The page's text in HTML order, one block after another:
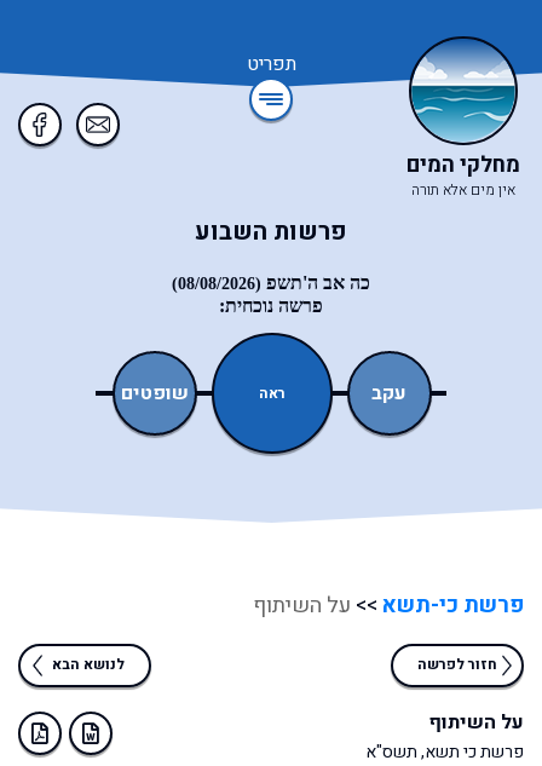
תפריט
מחלקי המים
אין מים אלא תורה
פרשות השבוע
כה אב ה'תשפ (08/08/2026)
פרשה נוכחית:
שופטים ראה עקב
פרשת כי-תשא>> על השיתוף
חזור לפרשה לנושא הבא
על השיתוף
פרשת כי תשא, תשס"א